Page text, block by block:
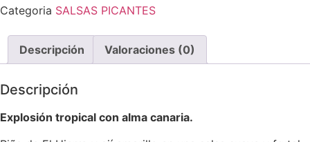
Categoria SALSAS PICANTES
Descripción Valoraciones (0)
Descripción
Explosión tropical con alma canaria.